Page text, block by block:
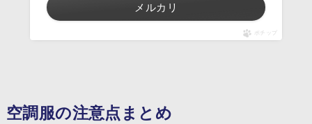
メルカリ
ポチップ
空調服の注意点まとめ